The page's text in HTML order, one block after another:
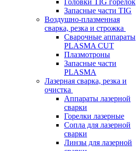
Головки TIG горелок
Запасные части TIG
Воздушно-плазменная
сварка, резка и строжка
Сварочные аппараты
PLASMA CUT
Плазмотроны
Запасные части
PLASMA
Лазерная сварка, резка и
очистка
Аппараты лазерной
сварки
Горелки лазерные
Сопла для лазерной
сварки
Линзы для лазерной